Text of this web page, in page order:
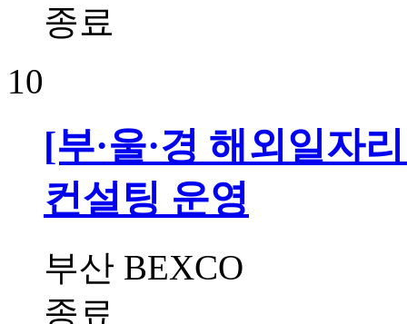
종료
10
[부·울·경 해외일자
컨설팅 운영
부산 BEXCO
종료